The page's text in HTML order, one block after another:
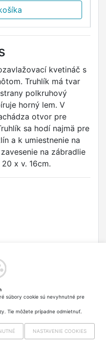
kvetináč s
Truhlík má tvar
polkruhový
horný lem. V
otvor pre
sa hodí najmä pre
a k umiestnenie na
na zábradlie
x v. 16cm.
VISO TRADE s.r.o.,
súbory cookie sú nevyhnutné pre
Tie môžete prípadne odmietnuť.
NASTAVENIE COOKIES